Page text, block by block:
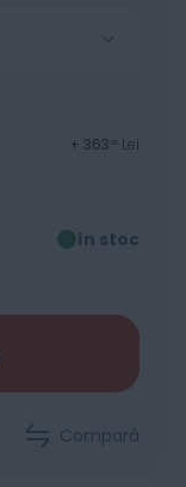
+ 363 Lei
în stoc
Compară